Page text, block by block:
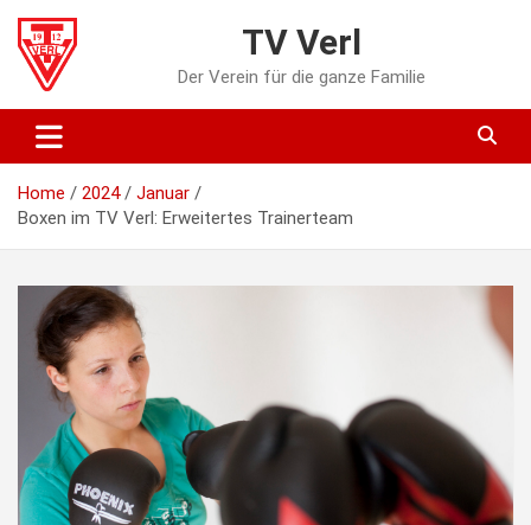
content
TV Verl
Der Verein für die ganze Familie
Home 2024
Januar
Boxen im TV Verl: Erweitertes Trainerteam